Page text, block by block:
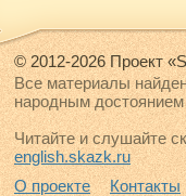
© 2012-2026 Проект
Все материалы
народным достоянием
Читайте и слушайте
english.skazk.ru
О проекте
Контакты